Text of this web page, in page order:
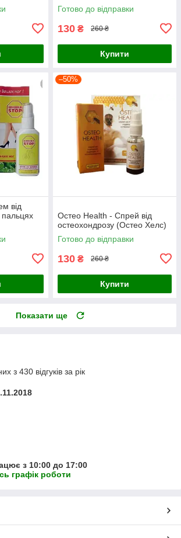
Готово до відправки
130 ₴ 260 ₴
Купити
від
–50%
Остео Health - Спрей від
остеохондрозу (Остео Хелс)
Готово до відправки
130 ₴ 260 ₴
Купити
Показати ще
з 430 відгуків за рік
з 10:00 до 17:00
графік роботи